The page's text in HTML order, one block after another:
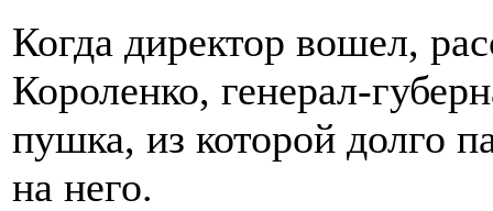
Когда директор вошел,
Короленко, генерал-
пушка, из которой долго
на него.